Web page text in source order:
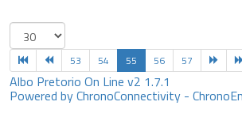
53 54 55 56 57
Albo Pretorio On Line v2 1.7.1
Powered by ChronoConnectivity -